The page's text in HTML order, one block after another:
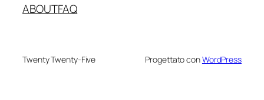
ABOUTFAQ
Twenty Twenty-Five Progettato conWordPress